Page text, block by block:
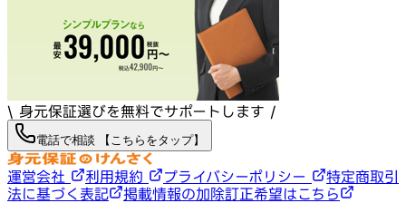
\ 身元保証選びを無料でサポートします /
電話で相談 【こちらをタップ】
運営会社 利用規約 プライバシーポリシー
特定商取引
法に基づく表記
掲載情報の加除訂正希望はこちら